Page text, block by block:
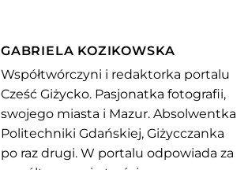
GABRIELA KOZIKOWSKA
Współtwórczyni i redaktorka portalu
Cześć Giżycko. Pasjonatka fotografii,
swojego miasta i Mazur. Absolwentka
Politechniki Gdańskiej, Giżycczanka
po raz drugi. W portalu odpowiada za